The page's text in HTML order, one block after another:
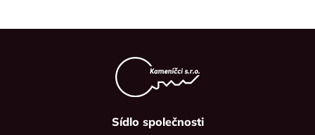
Sídlo společnosti